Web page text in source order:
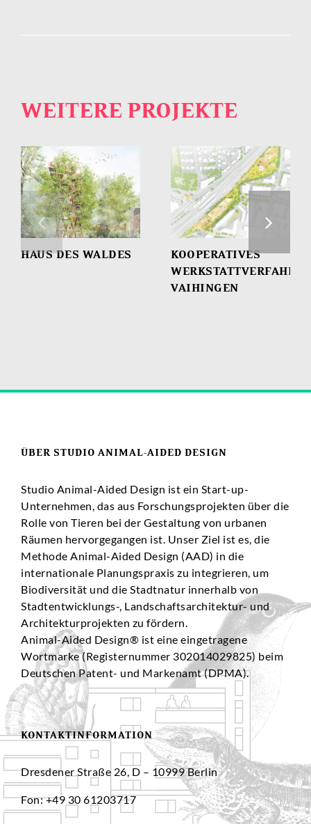
WEITERE PROJEKTE
HAUS DES WALDES
KOOPERATIVES
WERKSTATTVERFAHREN
VAIHINGEN
ÜBER STUDIO ANIMAL-AIDED DESIGN
Studio Animal-Aided Design ist ein Start-up-
Unternehmen, das aus Forschungsprojekten über die
Rolle von Tieren bei der Gestaltung von urbanen
Räumen hervorgegangen ist. Unser Ziel ist es, die
Methode Animal-Aided Design (AAD) in die
internationale Planungspraxis zu integrieren, um
Biodiversität und die Stadtnatur innerhalb von
Stadtentwicklungs-, Landschaftsarchitektur- und
Architekturprojekten zu fördern.
Animal-Aided Design® ist eine eingetragene
Wortmarke (Registernummer 302014029825) beim
Deutschen Patent- und Markenamt (DPMA).
KONTAKTINFORMATION
Dresdener Straße 26, D – 10999 Berlin
Fon: +49 30 61203717